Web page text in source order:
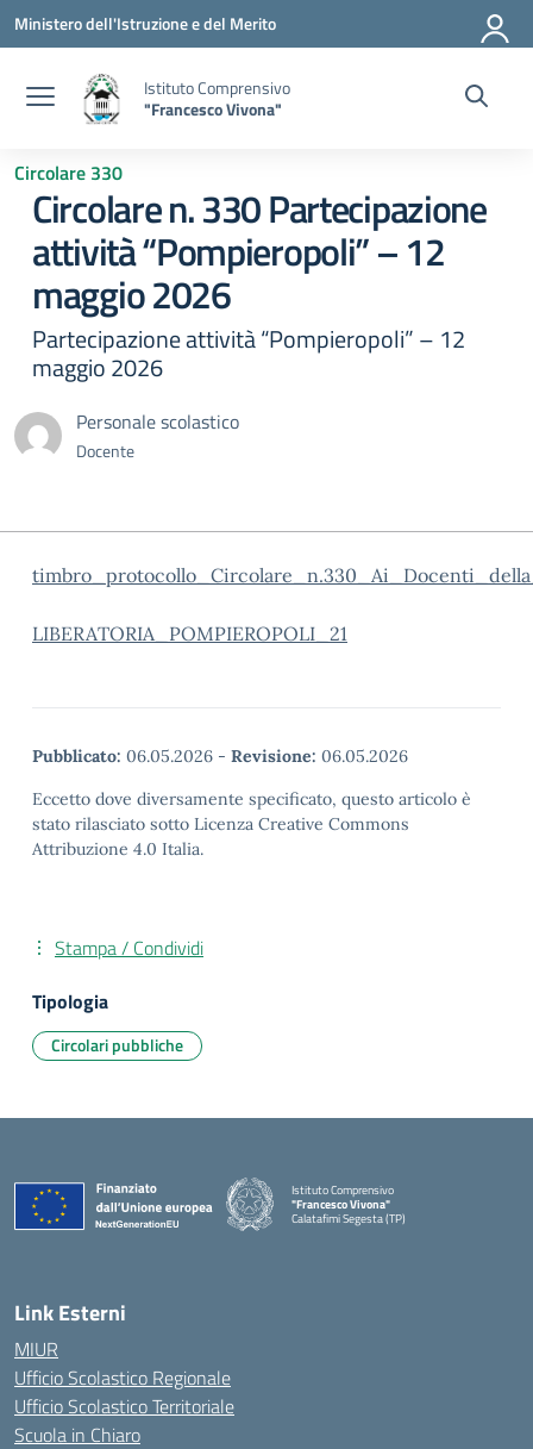
Vai ai contenuti
Vai al menu di navigazione
Vai al footer
Ministero dell'Istruzione e del Merito
Istituto Comprensivo
"Francesco Vivona"
Circolare 330
Circolare n. 330 Partecipazione
attività “Pompieropoli” – 12
maggio 2026
Partecipazione attività “Pompieropoli” – 12
maggio 2026
Personale scolastico
Docente
LIBERATORIA_POMPIEROPOLI_21
Pubblicato: 06.05.2026 - Revisione: 06.05.2026
Eccetto dove diversamente specificato, questo articolo è
stato rilasciato sotto Licenza Creative Commons
Attribuzione 4.0 Italia.
Stampa / Condividi
Tipologia
Circolari pubbliche
Istituto Comprensivo
"Francesco Vivona"
Calatafimi Segesta (TP)
— Visita la pagina iniziale della scuola
Link Esterni
MIUR
Ufficio Scolastico Regionale
Ufficio Scolastico Territoriale
Scuola in Chiaro